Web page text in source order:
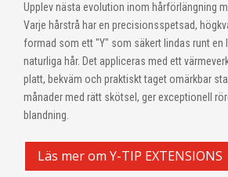
Upplev nästa evolution inom hårförlängning
Varje hårstrå har en precisionsspetsad,
formad som ett "Y" som säkert lindas runt en
naturliga hår. Det appliceras med ett
platt, bekväm och praktiskt taget omärkbar
månader med rätt skötsel, ger exceptionell
blandning.
Läs mer om Y-TIP EXTENSIONS